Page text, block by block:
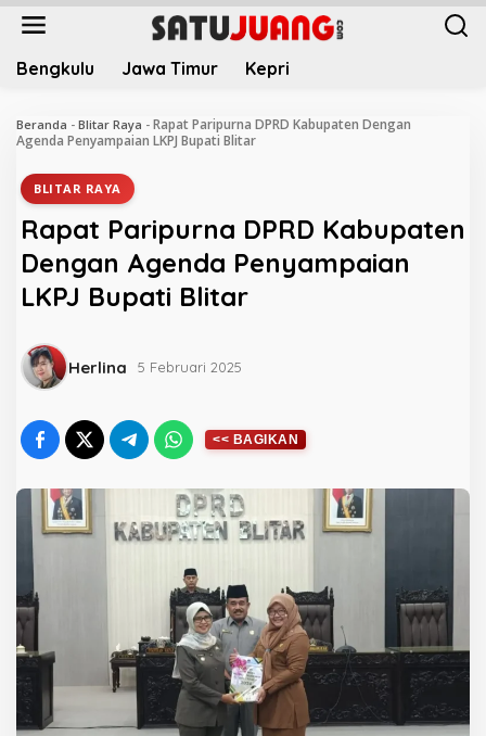
L
Bengkulu Jawa Timur Kepri
Beranda - Blitar Raya - Rapat Paripurna DPRD Kabupaten Dengan
Agenda Penyampaian LKPJ Bupati Blitar
BLITAR RAYA
Rapat Paripurna DPRD Kabupaten
Dengan Agenda Penyampaian
LKPJ Bupati Blitar
Herlina 5 Februari 2025